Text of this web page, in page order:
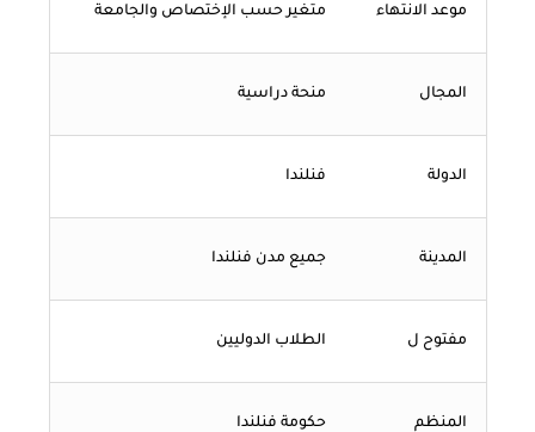
موعد الانتهاء متغير حسب الإختصاص والجامعة
المجال منحة دراسية
الدولة فنلندا
المدينة جميع مدن فنلندا
مفتوح ل الطلاب الدوليين
المنظم حكومة فنلندا